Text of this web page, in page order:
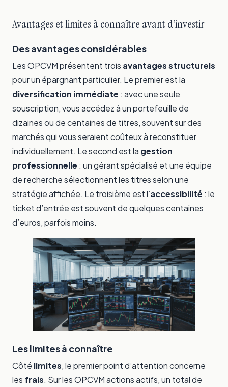
Avantages et limites à connaître avant d’investir
Des avantages considérables
Les OPCVM présentent trois avantages structurels
pour un épargnant particulier. Le premier est la
diversification immédiate : avec une seule
souscription, vous accédez à un portefeuille de
dizaines ou de centaines de titres, souvent sur des
marchés qui vous seraient coûteux à reconstituer
individuellement. Le second est la gestion
professionnelle : un gérant spécialisé et une équipe
de recherche sélectionnent les titres selon une
stratégie affichée. Le troisième est l’accessibilité : le
ticket d’entrée est souvent de quelques centaines
d’euros, parfois moins.
Les limites à connaître
Côté limites, le premier point d’attention concerne
les frais. Sur les OPCVM actions actifs, un total de